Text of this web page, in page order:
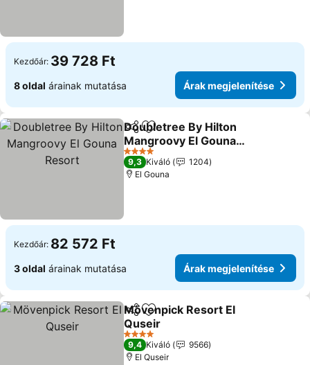
Kezdőár: 39 728 Ft
8 oldal árainak mutatása Árak megjelenítése
Megosztás
Hozzáadás a kedvencekhez
Doubletree By Hilton
Mangroovy El Gouna
Resort
4 Kategória
9,3 Kiváló
1204
El Gouna
Kezdőár: 82 572 Ft
3 oldal árainak mutatása Árak megjelenítése
Megosztás
Hozzáadás a kedvencekhez
Mövenpick Resort El
Quseir
4 Kategória
9,4 Kiváló
9566
El Quseir